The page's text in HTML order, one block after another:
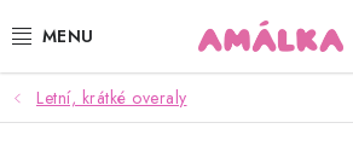
na
KOJENECKÉ, DĚTSKÉ OBLEČENÍ
Letní, krátké overaly